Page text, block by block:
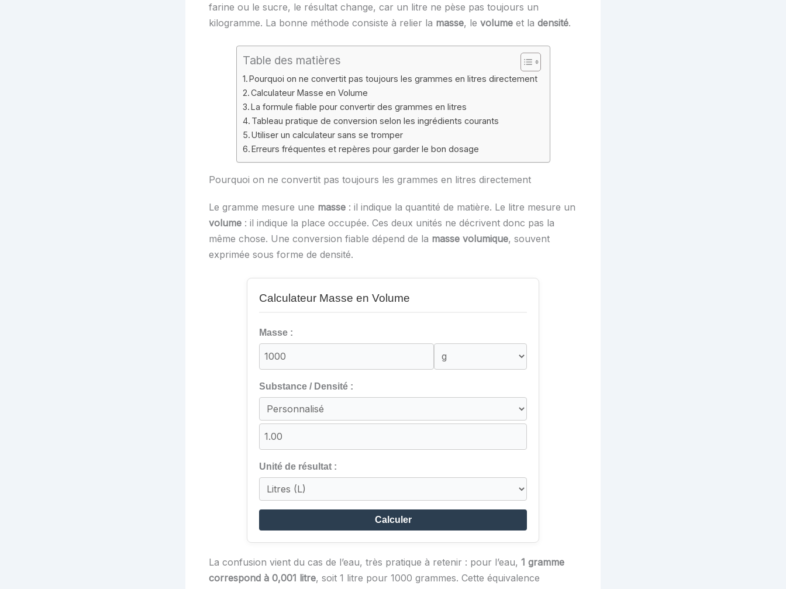
farine ou le sucre, le résultat change, car un litre ne pèse pas toujours un
kilogramme. La bonne méthode consiste à relier la masse, le volume et la densité.
Table des matières
Pourquoi on ne convertit pas toujours les grammes en litres directement
Calculateur Masse en Volume
La formule fiable pour convertir des grammes en litres
Tableau pratique de conversion selon les ingrédients courants
Utiliser un calculateur sans se tromper
Erreurs fréquentes et repères pour garder le bon dosage
Pourquoi on ne convertit pas toujours les grammes en litres directement
Le gramme mesure une masse : il indique la quantité de matière. Le litre mesure un
volume : il indique la place occupée. Ces deux unités ne décrivent donc pas la
même chose. Une conversion fiable dépend de la masse volumique, souvent
exprimée sous forme de densité.
Calculateur Masse en Volume
Masse :
Substance / Densité :
Unité de résultat :
Calculer
La confusion vient du cas de l’eau, très pratique à retenir : pour l’eau, 1 gramme
correspond à 0,001 litre, soit 1 litre pour 1000 grammes. Cette équivalence